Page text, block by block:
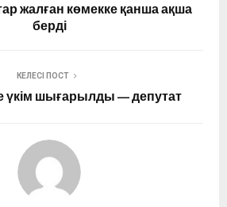
жалған көмекке қанша ақша
берді
КЕЛЕСІ ПОСТ
үкім шығарылды — депутат